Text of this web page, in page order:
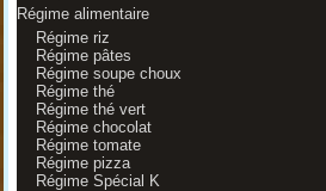
Régime alimentaire
Régime riz
Régime pâtes
Régime soupe choux
Régime thé
Régime thé vert
Régime chocolat
Régime tomate
Régime pizza
Régime Spécial K